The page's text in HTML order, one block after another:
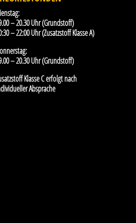
– 20.30 Uhr (Grundstoff)
– 22:00 Uhr (Zusatzstoff Klasse A)
– 20.30 Uhr (Grundstoff)
Klasse C erfolgt nach
Absprache